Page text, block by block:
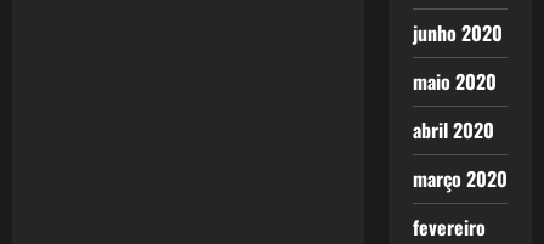
junho 2020
maio 2020
abril 2020
março 2020
fevereiro